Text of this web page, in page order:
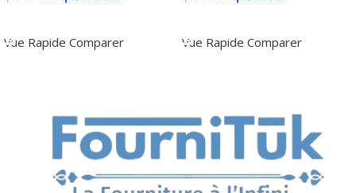
Vue Rapide Comparer Vue Rapide Comparer